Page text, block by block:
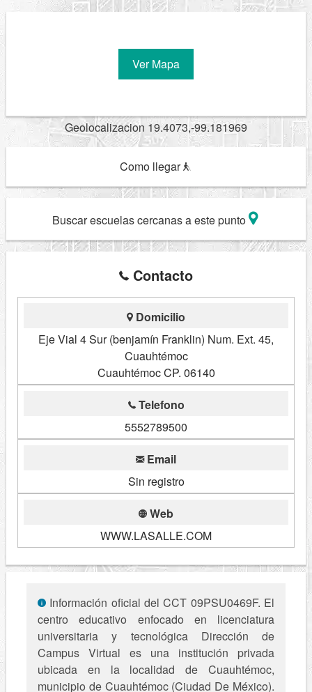
Ver Mapa
Geolocalizacion 19.4073,-99.181969
Como llegar
Buscar escuelas cercanas a este punto
Contacto
Domicilio
Eje Vial 4 Sur (benjamín Franklin) Num. Ext. 45,
Cuauhtémoc
Cuauhtémoc CP. 06140
Telefono
5552789500
Email
Sin registro
Web
WWW.LASALLE.COM
Información oficial del CCT 09PSU0469F. El
centro educativo enfocado en licenciatura
universitaria y tecnológica Dirección de
Campus Virtual es una institución privada
ubicada en la localidad de Cuauhtémoc,
municipio de Cuauhtémoc (Ciudad De México).